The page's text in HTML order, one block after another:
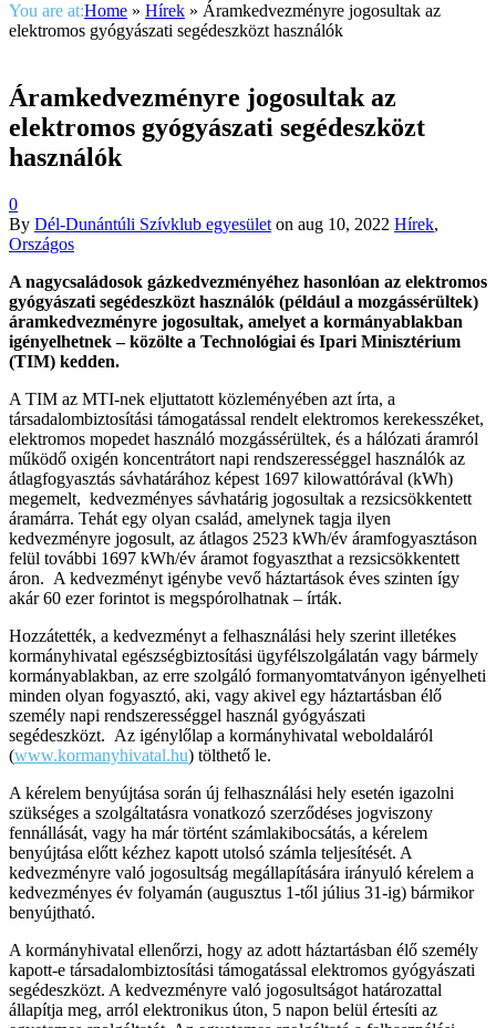
You are at:Home » Hírek » Áramkedvezményre jogosultak az
elektromos gyógyászati segédeszközt használók
Áramkedvezményre jogosultak az
elektromos gyógyászati segédeszközt
használók
0
By Dél-Dunántúli Szívklub egyesület on aug 10, 2022 Hírek,
Országos
A nagycsaládosok gázkedvezményéhez hasonlóan az elektromos
gyógyászati segédeszközt használók (például a mozgássérültek)
áramkedvezményre jogosultak, amelyet a kormányablakban
igényelhetnek – közölte a Technológiai és Ipari Minisztérium
(TIM) kedden.
A TIM az MTI-nek eljuttatott közleményében azt írta, a
társadalombiztosítási támogatással rendelt elektromos kerekesszéket,
elektromos mopedet használó mozgássérültek, és a hálózati áramról
működő oxigén koncentrátort napi rendszerességgel használók az
átlagfogyasztás sávhatárához képest 1697 kilowattórával (kWh)
megemelt, kedvezményes sávhatárig jogosultak a rezsicsökkentett
áramárra. Tehát egy olyan család, amelynek tagja ilyen
kedvezményre jogosult, az átlagos 2523 kWh/év áramfogyasztáson
felül további 1697 kWh/év áramot fogyaszthat a rezsicsökkentett
áron. A kedvezményt igénybe vevő háztartások éves szinten így
akár 60 ezer forintot is megspórolhatnak – írták.
Hozzátették, a kedvezményt a felhasználási hely szerint illetékes
kormányhivatal egészségbiztosítási ügyfélszolgálatán vagy bármely
kormányablakban, az erre szolgáló formanyomtatványon igényelheti
minden olyan fogyasztó, aki, vagy akivel egy háztartásban élő
személy napi rendszerességgel használ gyógyászati
segédeszközt. Az igénylőlap a kormányhivatal weboldaláról
(www.kormanyhivatal.hu) tölthető le.
A kérelem benyújtása során új felhasználási hely esetén igazolni
szükséges a szolgáltatásra vonatkozó szerződéses jogviszony
fennállását, vagy ha már történt számlakibocsátás, a kérelem
benyújtása előtt kézhez kapott utolsó számla teljesítését. A
kedvezményre való jogosultság megállapítására irányuló kérelem a
kedvezményes év folyamán (augusztus 1-től július 31-ig) bármikor
benyújtható.
A kormányhivatal ellenőrzi, hogy az adott háztartásban élő személy
kapott-e társadalombiztosítási támogatással elektromos gyógyászati
segédeszközt. A kedvezményre való jogosultságot határozattal
állapítja meg, arról elektronikus úton, 5 napon belül értesíti az